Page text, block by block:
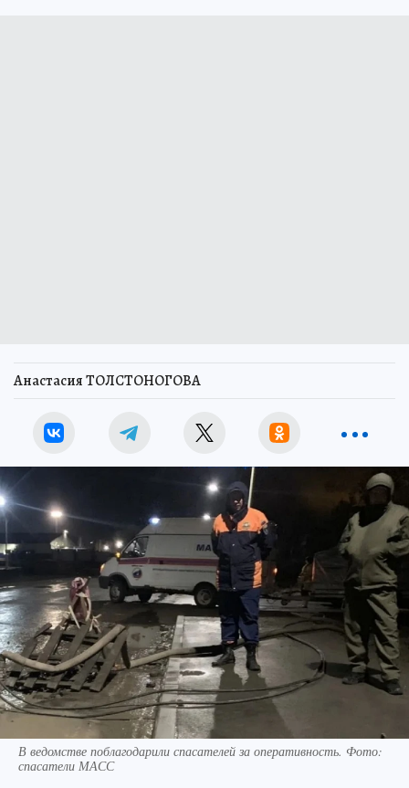
Анастасия ТОЛСТОНОГОВА
В ведомстве поблагодарили спасателей за оперативность. Фото:
спасатели МАСС